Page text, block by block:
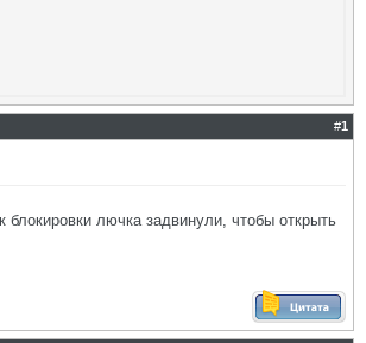
#1
лючка задвинули, чтобы открыть